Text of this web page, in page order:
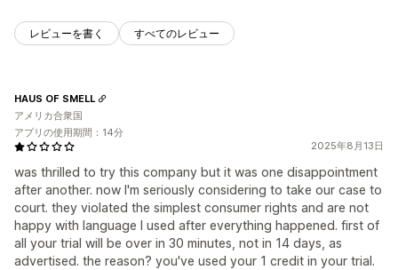
レビューを書く すべてのレビュー
2025年8月13日
was thrilled to try this company but it was one disappointment
after another. now I'm seriously considering to take our case to
court. they violated the simplest consumer rights and are not
happy with language I used after everything happened. first of
all your trial will be over in 30 minutes, not in 14 days, as
advertised. the reason? you've used your 1 credit in your trial.
HAUS OF SMELL
アメリカ合衆国
アプリの使用期間：14分